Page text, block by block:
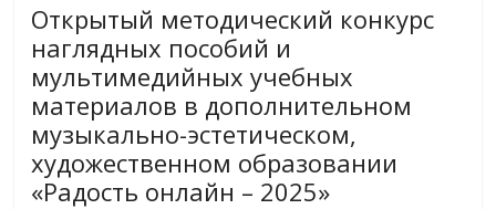
Открытый методический конкурс
наглядных пособий и
мультимедийных учебных
материалов в дополнительном
музыкально-эстетическом,
художественном образовании
«Радость онлайн – 2025»